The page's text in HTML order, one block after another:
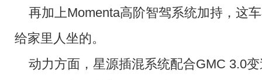
再加上Momenta高阶智驾系统加持，这
给家里人坐的。
动力方面，星源插混系统配合GMC 3.0